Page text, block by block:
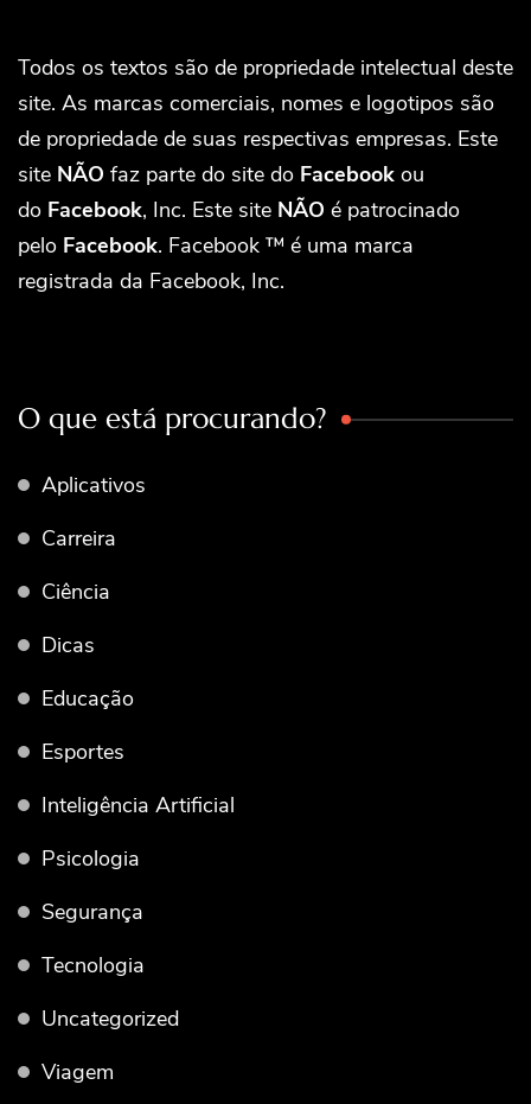
Todos os textos são de propriedade intelectual deste
site. As marcas comerciais, nomes e logotipos são
de propriedade de suas respectivas empresas. Este
site NÃO faz parte do site do Facebook ou
do Facebook, Inc. Este site NÃO é patrocinado
pelo Facebook. Facebook ™ é uma marca
registrada da Facebook, Inc.
O que está procurando?
Aplicativos
Carreira
Ciência
Dicas
Educação
Esportes
Inteligência Artificial
Psicologia
Segurança
Tecnologia
Uncategorized
Viagem